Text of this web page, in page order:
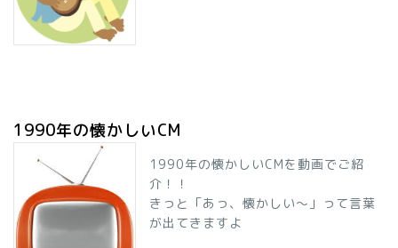
1990年の懐かしいCM
1990年の懐かしいCMを動画でご紹
介！！
きっと「あっ、懐かしい～」って言葉
が出てきますよ